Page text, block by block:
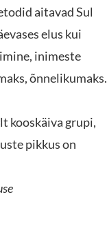
aitavad Sul
elus kui
inimeste
õnnelikumaks.
kooskäiva grupi,
pikkus on